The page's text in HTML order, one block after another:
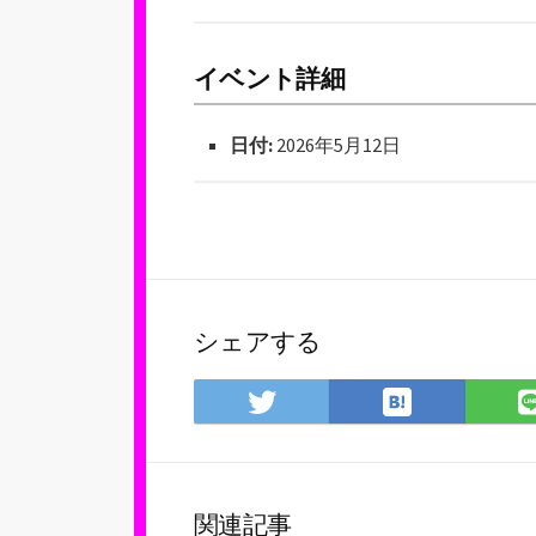
イベント詳細
日付: 2026年5月12日
シェアする
Twitter
で
ア
は
て
関連記事